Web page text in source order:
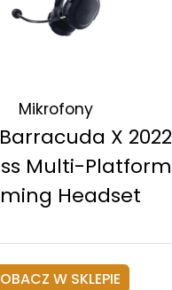
Mikrofony
X 2022
Multi-Platform
Headset
W SKLEPIE